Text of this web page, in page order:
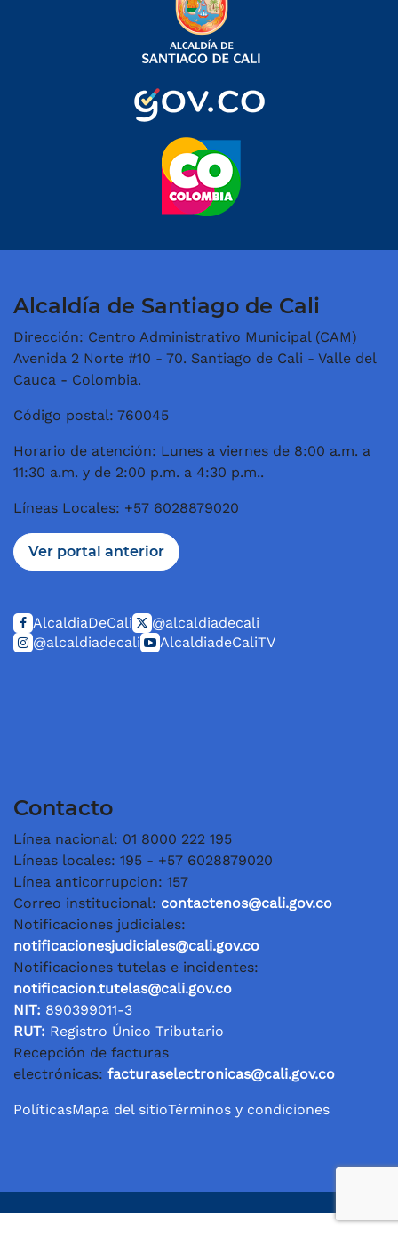
Alcaldía de Santiago de Cali
Dirección: Centro Administrativo Municipal (CAM)
Avenida 2 Norte #10 - 70. Santiago de Cali - Valle del
Cauca - Colombia.
Código postal: 760045
Horario de atención: Lunes a viernes de 8:00 a.m. a
11:30 a.m. y de 2:00 p.m. a 4:30 p.m..
Líneas Locales: +57 6028879020
Ver portal anterior
AlcaldiaDeCali
@alcaldiadecali
@alcaldiadecali
AlcaldiadeCaliTV
Contacto
Línea nacional: 01 8000 222 195
Líneas locales: 195 - +57 6028879020
Línea anticorrupcion: 157
Correo institucional: contactenos@cali.gov.co
Notificaciones judiciales:
notificacionesjudiciales@cali.gov.co
Notificaciones tutelas e incidentes:
notificacion.tutelas@cali.gov.co
NIT: 890399011-3
RUT: Registro Único Tributario
Recepción de facturas
electrónicas: facturaselectronicas@cali.gov.co
PolíticasMapa del sitioTérminos y condiciones